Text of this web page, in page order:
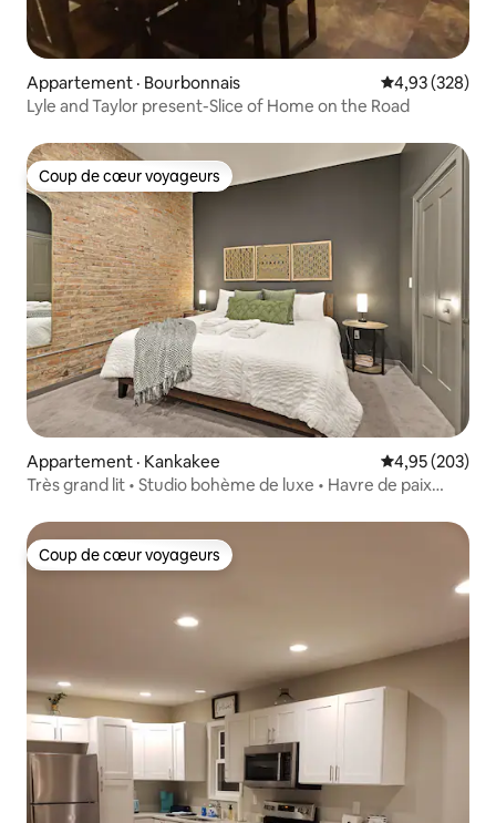
Appartement · Bourbonnais Note
4,93 (328)
Lyle and Taylor present-Slice of Home on the Road
Coup de cœur voyageurs
Coup de cœur voyageurs
Appartement · Kankakee Note
4,95 (203)
Très grand lit • Studio bohème de luxe • Havre de paix
Coup de cœur voyageurs
Coup de cœur voyageurs